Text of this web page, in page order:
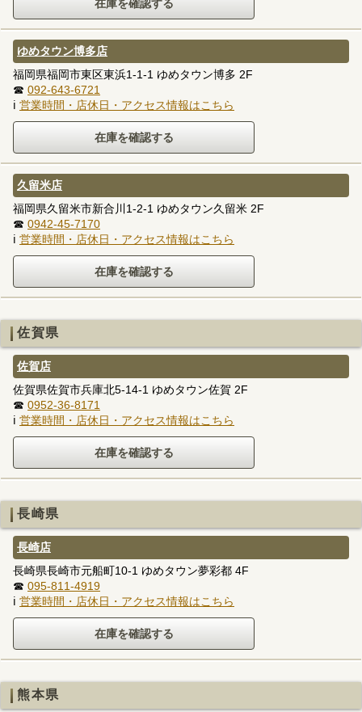
ゆめタウン博多店
福岡県福岡市東区東浜1-1-1 ゆめタウン博多 2F
☎ 092-643-6721
ℹ 営業時間・店休日・アクセス情報はこちら
久留米店
福岡県久留米市新合川1-2-1 ゆめタウン久留米 2F
☎ 0942-45-7170
ℹ 営業時間・店休日・アクセス情報はこちら
佐賀県
佐賀店
佐賀県佐賀市兵庫北5-14-1 ゆめタウン佐賀 2F
☎ 0952-36-8171
ℹ 営業時間・店休日・アクセス情報はこちら
長崎県
長崎店
長崎県長崎市元船町10-1 ゆめタウン夢彩都 4F
☎ 095-811-4919
ℹ 営業時間・店休日・アクセス情報はこちら
熊本県